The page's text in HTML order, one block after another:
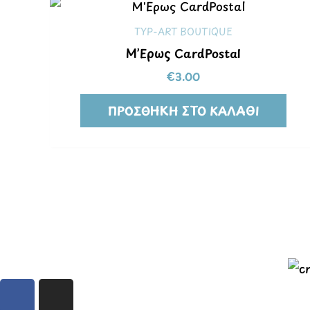
TYP-ART BOUTIQUE
Μ’Ερως CardPostal
€3.00
ΠΡΟΣΘΉΚΗ ΣΤΟ ΚΑΛΆΘΙ
F I